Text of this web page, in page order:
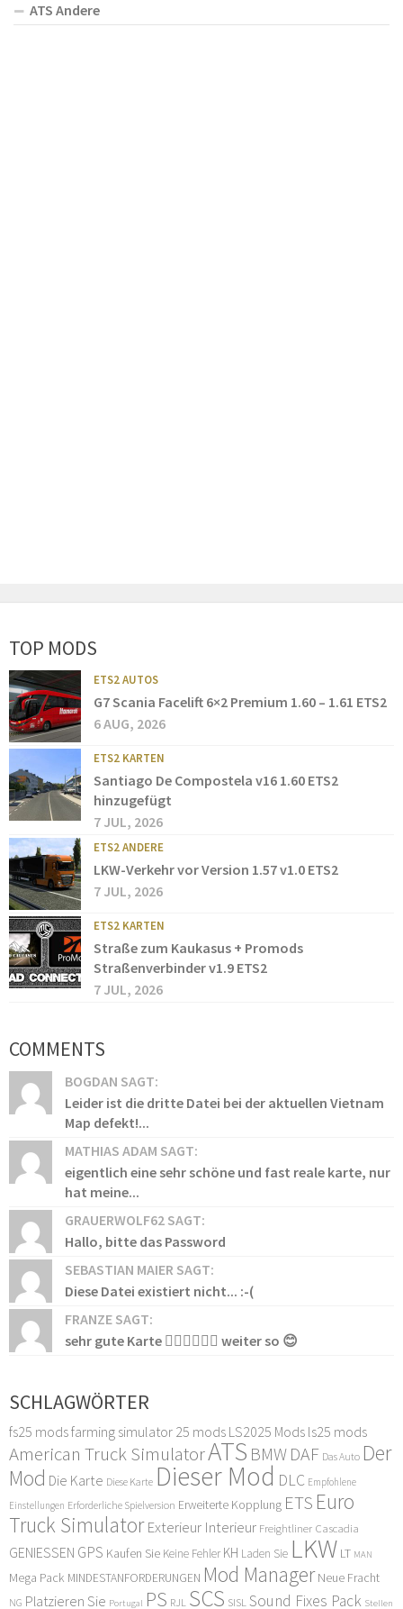
ATS Andere
TOP MODS
ETS2 AUTOS
G7 Scania Facelift 6×2 Premium 1.60 – 1.61 ETS2
6 AUG, 2026
ETS2 KARTEN
Santiago De Compostela v16 1.60 ETS2
hinzugefügt
7 JUL, 2026
ETS2 ANDERE
LKW-Verkehr vor Version 1.57 v1.0 ETS2
7 JUL, 2026
ETS2 KARTEN
Straße zum Kaukasus + Promods
Straßenverbinder v1.9 ETS2
7 JUL, 2026
COMMENTS
BOGDAN SAGT:
Leider ist die dritte Datei bei der aktuellen Vietnam
Map defekt!...
MATHIAS ADAM SAGT:
eigentlich eine sehr schöne und fast reale karte, nur
hat meine...
GRAUERWOLF62 SAGT:
Hallo, bitte das Password
SEBASTIAN MAIER SAGT:
Diese Datei existiert nicht... :-(
FRANZE SAGT:
sehr gute Karte 👍🏻👍🏻👍🏻 weiter so 😊
SCHLAGWÖRTER
fs25 modsfarming simulator 25 mods LS2025 Mods ls25 mods
American Truck SimulatorATS BMW DAF Das Auto Der
Mod Die Karte Diese Karte Dieser Mod DLC Empfohlene
Einstellungen Erforderliche Spielversion Erweiterte Kopplung ETS Euro
Truck Simulator Exterieur Interieur Freightliner Cascadia
GENIESSEN GPS Kaufen Sie Keine Fehler KH Laden Sie LKW LT MAN
Mega Pack MINDESTANFORDERUNGEN Mod Manager Neue Fracht
NG Platzieren Sie Portugal PS RJL SCS SISL Sound Fixes Pack Stellen